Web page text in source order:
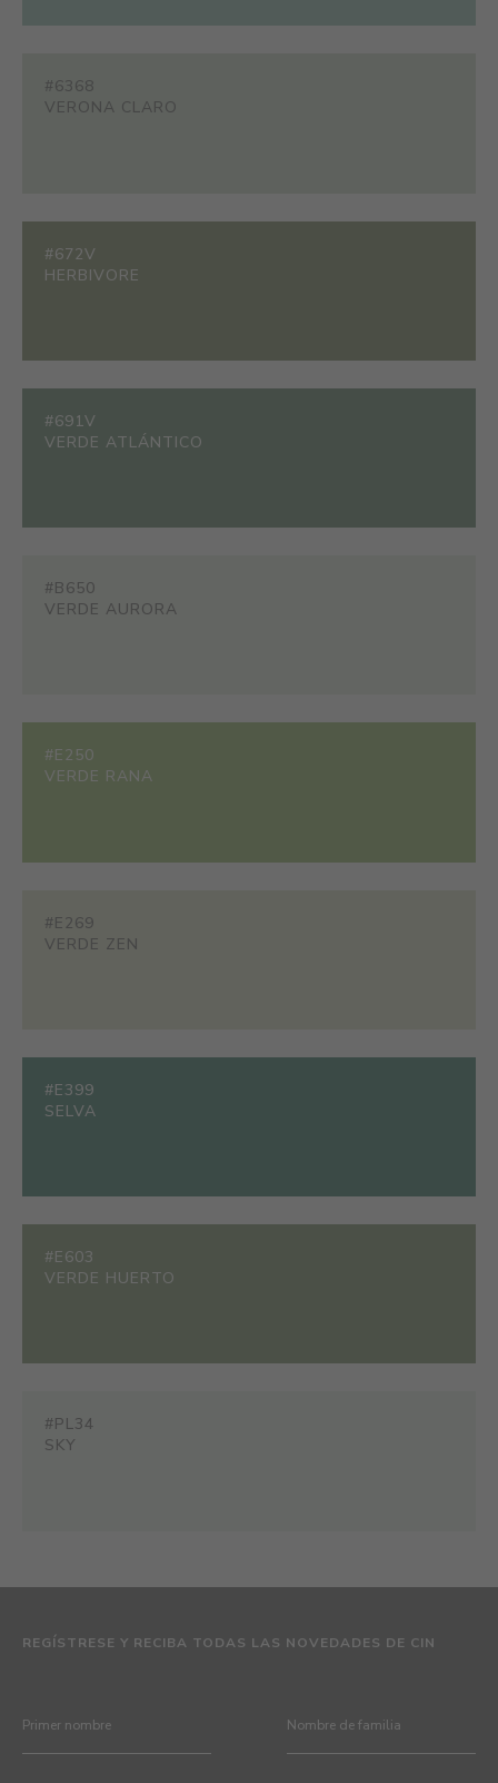
#6368
VERONA CLARO
#672V
HERBIVORE
#691V
VERDE ATLÁNTICO
#B650
VERDE AURORA
#E250
VERDE RANA
#E269
VERDE ZEN
#E399
SELVA
#E603
VERDE HUERTO
#PL34
SKY
REGÍSTRESE Y RECIBA TODAS LAS NOVEDADES DE CIN